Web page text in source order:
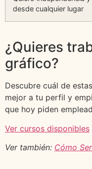
desde cualquier lugar
¿Quieres
gráfico?
Descubre cuál de
mejor a tu perfil y
que hoy piden
Ver cursos disponibles
Ver también: Cómo